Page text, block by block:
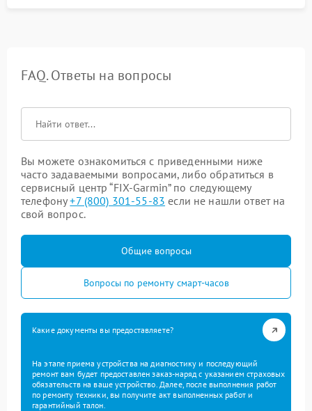
FAQ. Ответы на вопросы
Вы можете ознакомиться с приведенными ниже
часто задаваемыми вопросами, либо обратиться в
сервисный центр “FIX-Garmin” по следующему
телефону+7 (800) 301-55-83 если не нашли ответ на
свой вопрос.
Общие вопросы
Вопросы по ремонту смарт-часов
Какие документы вы предоставляете?
На этапе приема устройства на диагностику и последующий
ремонт вам будет предоставлен заказ-наряд с указанием страховых
обязательств на ваше устройство. Далее, после выполнения работ
по ремонту техники, вы получите акт выполненных работ и
гарантийный талон.